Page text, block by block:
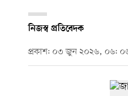
নিজস্ব প্রতিবেদক
প্রকাশ: ০৩ জুন ২০২৬, ০৬: